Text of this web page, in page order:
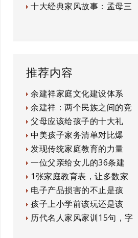
十大经典家风故事：孟母三
推荐内容
余建祥家庭文化建设体系
余建祥：两个民族之间的竞
父母应该给孩子的十大礼
中美孩子家务清单对比爆
发现传统家庭教育的力量
一位父亲给女儿的36条建
1张家庭教育表，让多数家
电子产品损害的不止是孩
孩子上小学前该玩还是该
历代名人家风家训15句，字